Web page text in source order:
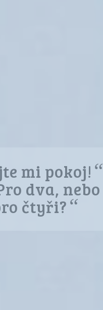
mi pokoj! “
dva, nebo
čtyři?“